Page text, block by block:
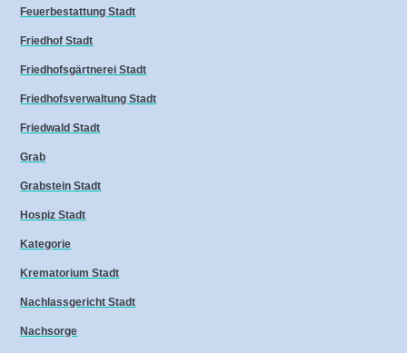
Feuerbestattung Stadt
Friedhof Stadt
Friedhofsgärtnerei Stadt
Friedhofsverwaltung Stadt
Friedwald Stadt
Grab
Grabstein Stadt
Hospiz Stadt
Kategorie
Krematorium Stadt
Nachlassgericht Stadt
Nachsorge